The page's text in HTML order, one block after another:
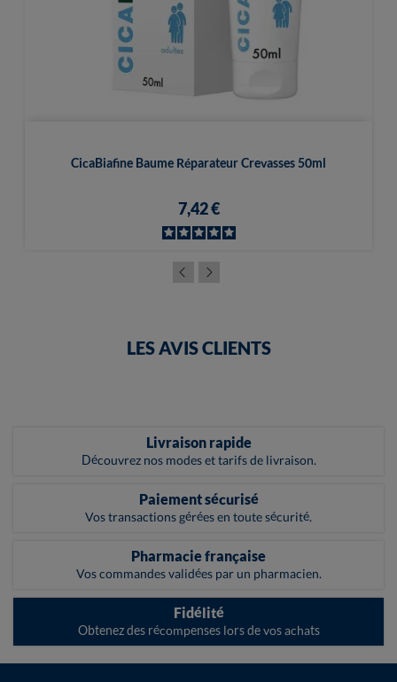
CicaBiafine Baume Réparateur Crevasses 50ml
7,42 €
LES AVIS CLIENTS
Livraison rapide
Découvrez nos modes et tarifs de livraison.
Paiement sécurisé
Vos transactions gérées en toute sécurité.
Pharmacie française
Vos commandes validées par un pharmacien.
Fidélité
Obtenez des récompenses lors de vos achats